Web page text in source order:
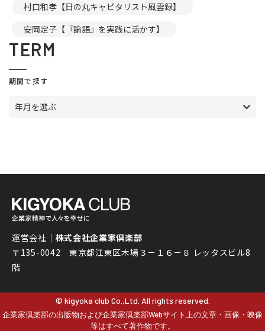
村口和孝【日の丸キャピタリスト風雲録】
安岡定子【『論語』を実践に活かす】
TERM
期間で探す
年月を選ぶ
運営会社｜ 株式会社企業家倶楽部
〒135-0042 東京都江東区木場３－１６－８ レッタスビル8
階
© kigyoka club Co.,Ltd. All rights reserved.
企業家倶楽部の出版物および企業家倶楽部Webサイト上の文章・画像・映像
等はすべて著作物です。